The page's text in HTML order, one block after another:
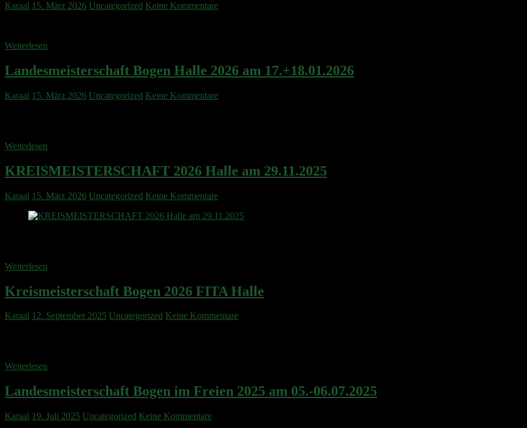
Karaal 15. März 2026 Uncategorized Keine Kommentare
Weiterlesen
Landesmeisterschaft Bogen Halle 2026 am 17.+18.01.2026
Karaal 15. März 2026 Uncategorized Keine Kommentare
Weiterlesen
KREISMEISTERSCHAFT 2026 Halle am 29.11.2025
Karaal 15. März 2026 Uncategorized Keine Kommentare
Weiterlesen
Kreismeisterschaft Bogen 2026 FITA Halle
Karaal 12. September 2025 Uncategorized Keine Kommentare
Weiterlesen
Landesmeisterschaft Bogen im Freien 2025 am 05.-06.07.2025
Karaal 19. Juli 2025 Uncategorized Keine Kommentare